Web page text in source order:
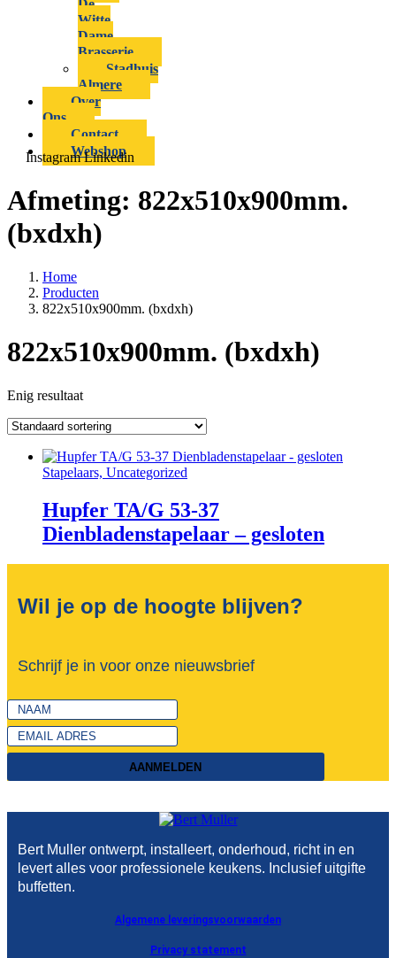
De
Witte
Dame
Brasserie
Stadhuis
Almere
Over
Ons
Contact
Webshop
Instagram Linkedin
Afmeting: 822x510x900mm.
(bxdxh)
Home
Producten
822x510x900mm. (bxdxh)
822x510x900mm. (bxdxh)
Enig resultaat
Stapelaars, Uncategorized
Hupfer TA/G 53-37
Dienbladenstapelaar – gesloten
Wil je op de hoogte blijven?
Schrijf je in voor onze nieuwsbrief
AANMELDEN
Bert Muller ontwerpt, installeert, onderhoud, richt in en
levert alles voor professionele keukens. Inclusief uitgifte
buffetten.
Algemene leveringsvoorwaarden
Privacy statement